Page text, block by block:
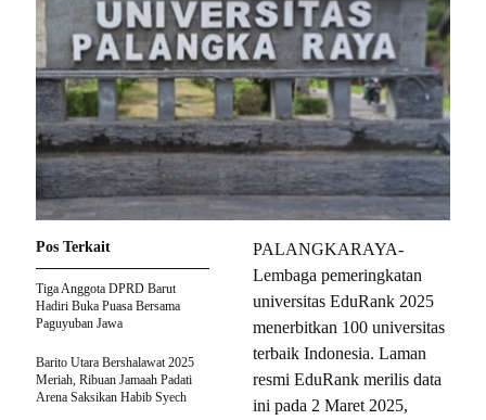
PALANGKARAYA-
Lembaga pemeringkatan
universitas EduRank 2025
menerbitkan 100 universitas
terbaik Indonesia. Laman
resmi EduRank merilis data
ini pada 2 Maret 2025,
Pos Terkait
Tiga Anggota DPRD Barut
Hadiri Buka Puasa Bersama
Paguyuban Jawa
Barito Utara Bershalawat 2025
Meriah, Ribuan Jamaah Padati
Arena Saksikan Habib Syech